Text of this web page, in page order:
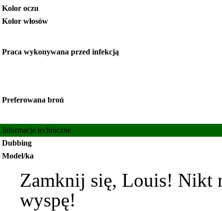
Kolor oczu
Kolor włosów
Praca wykonywana przed infekcją
Preferowana broń
Informacje techniczne
Dubbing
Model/ka
Zamknij się, Louis! Nikt
wyspę!